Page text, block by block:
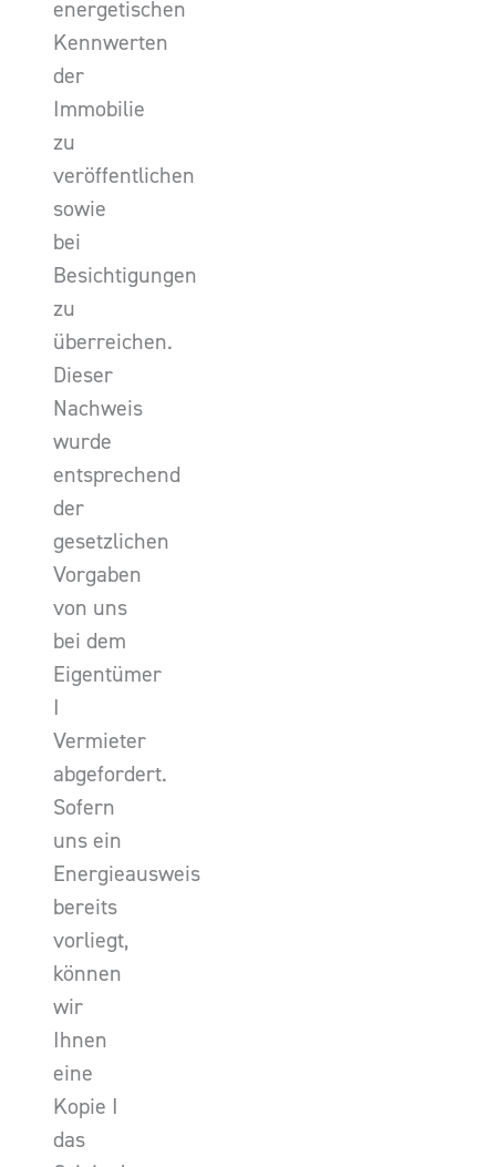
energetischen
Kennwerten
der
Immobilie
zu
veröffentlichen
sowie
bei
Besichtigungen
zu
überreichen.
Dieser
Nachweis
wurde
entsprechend
der
gesetzlichen
Vorgaben
von uns
bei dem
Eigentümer
I
Vermieter
abgefordert.
Sofern
uns ein
Energieausweis
bereits
vorliegt,
können
wir
Ihnen
eine
Kopie I
das